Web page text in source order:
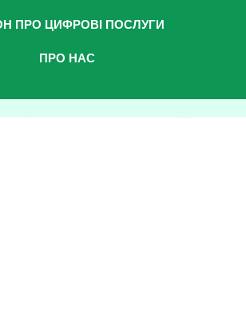
ПРО ЦИФРОВІ ПОСЛУГИ
ПРО НАС